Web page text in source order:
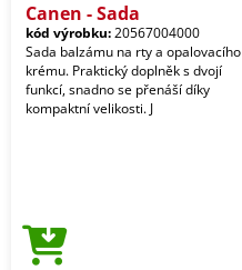
Canen - Sada
kód výrobku:20567004000
Sada balzámu na rty a opalovacího
krému. Praktický doplněk s dvojí
funkcí, snadno se přenáší díky
kompaktní velikosti. J